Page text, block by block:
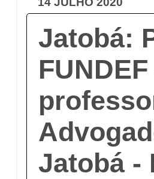
Jatobá:
Jatobá -